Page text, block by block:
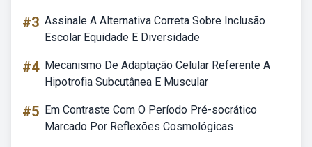
#3 Assinale A Alternativa Correta Sobre Inclusão
Escolar Equidade E Diversidade
#4 Mecanismo De Adaptação Celular Referente A
Hipotrofia Subcutânea E Muscular
#5 Em Contraste Com O Período Pré-socrático
Marcado Por Reflexões Cosmológicas